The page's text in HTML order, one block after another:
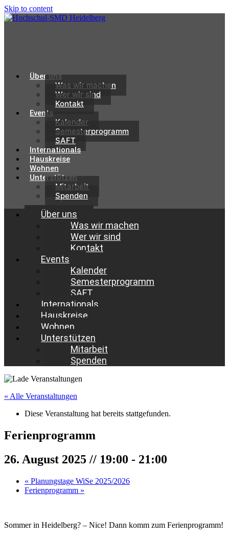
Skip to content
Über uns
Was wir machen
Wer wir sind
Kontakt
Events
Kalender
Semesterprogramm
SAFT
Internationals
Hauskreise
Wohnen
Unterstützen
Mitarbeit
Spenden
Über uns
Was wir machen
Wer wir sind
Kontakt
Events
Kalender
Semesterprogramm
SAFT
Internationals
Hauskreise
Wohnen
Unterstützen
Mitarbeit
Spenden
« Alle Veranstaltungen
Diese Veranstaltung hat bereits stattgefunden.
Ferienprogramm
26. August 2025 // 19:00 - 21:00
« Planungstage WiSe 2025/2026
Ferienprogramm »
Sommer in Heidelberg? – Nice! Dann komm zum Ferienprogramm!